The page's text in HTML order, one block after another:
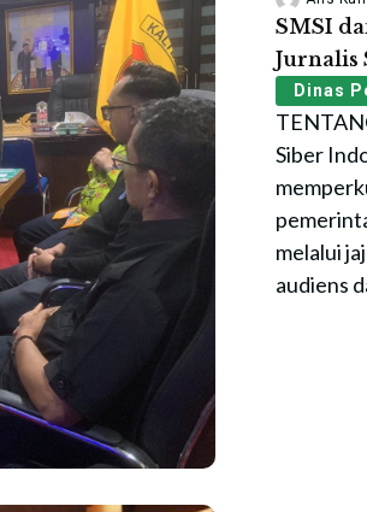
SMSI
Jurnalis
Dinas
Siber
melalui
audiens